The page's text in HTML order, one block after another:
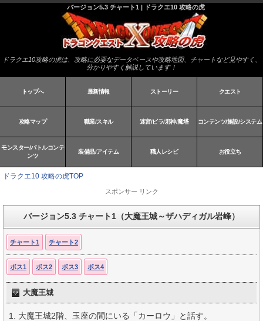
バージョン5.3 チャート1 | ドラクエ10 攻略の虎
ドラクエ10攻略の虎は、攻略に必要なデータベースや攻略地図、チャートなど見やすく、
分かりやすく解説しています！
トップへ 最新情報 ストーリー クエスト
攻略マップ 職業/スキル 迷宮/ピラ/邪神/魔塔 コンテンツ/施設/システム
モンスター/バトルコンテ
ンツ
装備品/アイテム 職人レシピ お役立ち
ドラクエ10 攻略の虎TOP
スポンサー リンク
バージョン5.3 チャート1（大魔王城～ザハディガル岩峰）
チャート1 チャート2
ボス1 ボス2 ボス3 ボス4
大魔王城
大魔王城2階、玉座の間にいる「カーロウ」と話す。